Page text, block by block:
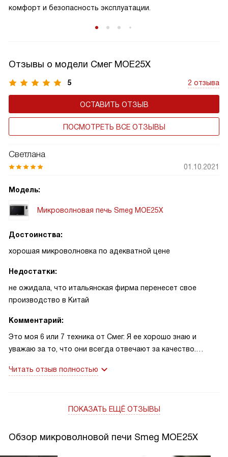
комфорт и безопасность эксплуатации.
Отзывы о модели Смег MOE25X
5 2 отзыва
ОСТАВИТЬ ОТЗЫВ
ПОСМОТРЕТЬ ВСЕ ОТЗЫВЫ
Светлана
01.10.2021
Модель:
Микроволновая печь Smeg MOE25X
Достоинства:
хорошая микроволновка по адекватной цене
Недостатки:
не ожидала, что итальянская фирма перенесет свое
производство в Китай
Комментарий:
Это моя 6 или 7 техника от Смег. Я ее хорошо знаю и
уважаю за то, что они всегда отвечают за качество.
производство в Италии. И духовка, вытяжка, чайник точно
доверяю я им. Но доверяю Смегу. Пользуюсь техникой уже
печально, что настоящее европейское качество
Читать отзыв полностью
ПОКАЗАТЬ ЕЩЁ ОТЗЫВЫ
Обзор микроволновой печи Smeg MOE25X